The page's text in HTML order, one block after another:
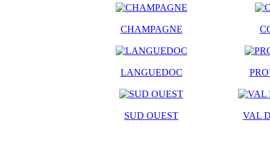
CHAMPAGNE
LANGUEDOC
SUD OUEST VAL